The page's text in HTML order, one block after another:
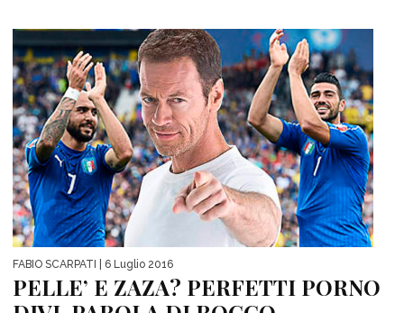
FABIO SCARPATI | 6 Luglio 2016
PELLE’ E ZAZA? PERFETTI PORNO